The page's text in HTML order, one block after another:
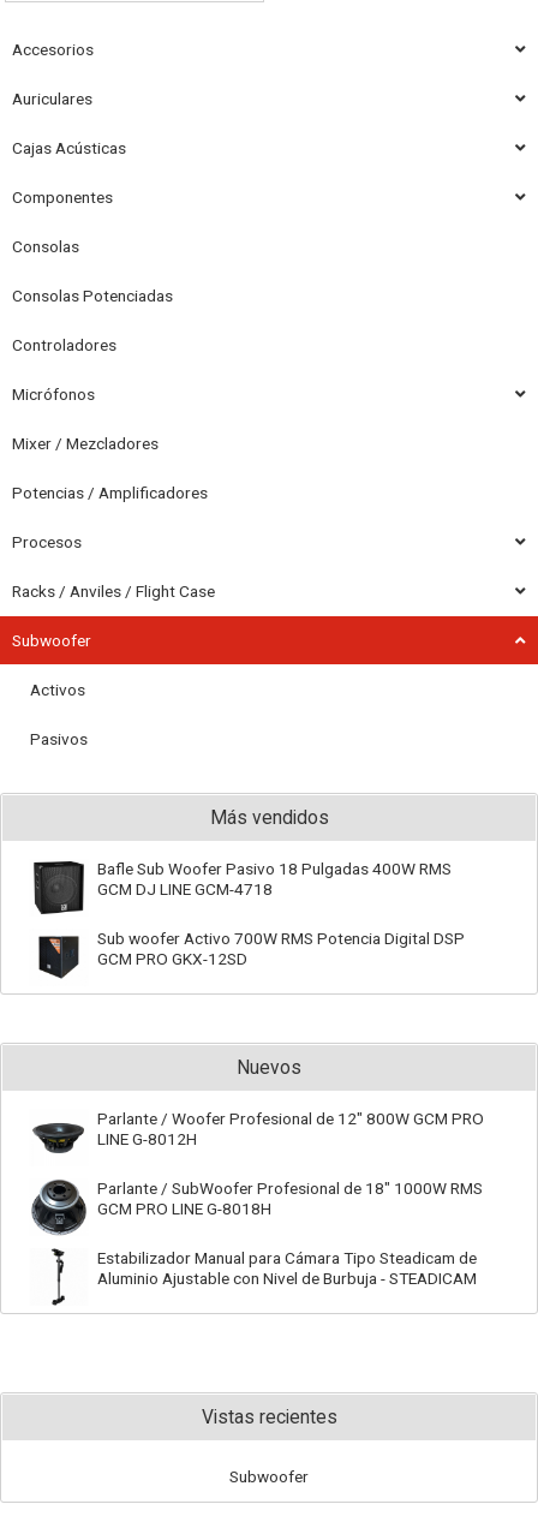
Accesorios
Auriculares
Cajas Acústicas
Componentes
Consolas
Consolas Potenciadas
Controladores
Micrófonos
Mixer / Mezcladores
Potencias / Amplificadores
Procesos
Racks / Anviles / Flight Case
Subwoofer
Activos
Pasivos
Más vendidos
Bafle Sub Woofer Pasivo 18 Pulgadas 400W RMS
GCM DJ LINE GCM-4718
Sub woofer Activo 700W RMS Potencia Digital DSP
GCM PRO GKX-12SD
Nuevos
Parlante / Woofer Profesional de 12" 800W GCM PRO
LINE G-8012H
Parlante / SubWoofer Profesional de 18" 1000W RMS
GCM PRO LINE G-8018H
Estabilizador Manual para Cámara Tipo Steadicam de
Aluminio Ajustable con Nivel de Burbuja - STEADICAM
Vistas recientes
Subwoofer